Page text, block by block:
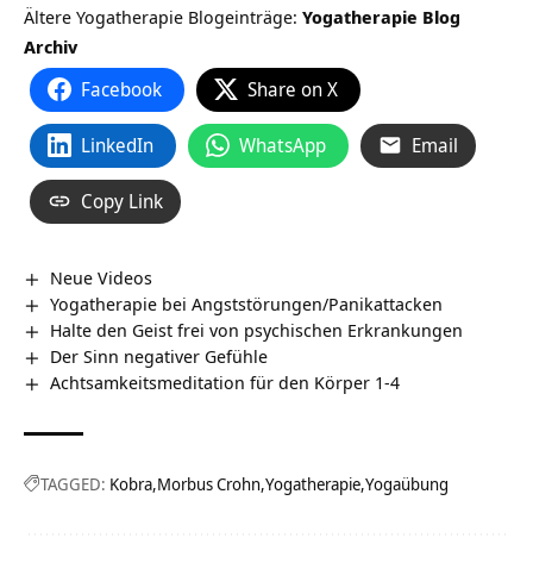
Ältere Yogatherapie Blogeinträge: Yogatherapie Blog
Archiv
Facebook Share on X
LinkedIn WhatsApp Email
Copy Link
Neue Videos
Yogatherapie bei Angststörungen/Panikattacken
Halte den Geist frei von psychischen Erkrankungen
Der Sinn negativer Gefühle
Achtsamkeitsmeditation für den Körper 1-4
TAGGED: Kobra Morbus Crohn Yogatherapie Yogaübung